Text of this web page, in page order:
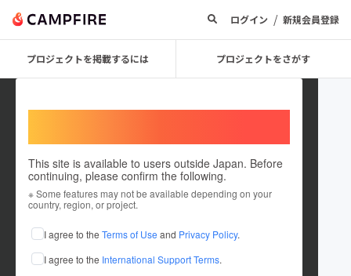
ログイン / 新規会員登録
プロジェクトを掲載するには プロジェクトをさがす
This site is available to users outside Japan. Before
continuing, please confirm the following.
※ Some features may not be available depending on your
country, region, or project.
I agree to the Terms of Use and Privacy Policy.
I agree to the International Support Terms.
Takashi Kisaki
これまでに5回支援して1件のプロジェクトを投稿しています
在住国：日本 現在地：埼玉県